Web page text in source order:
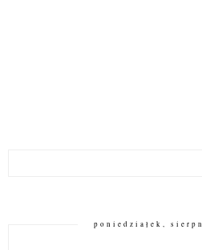
poniedziałek,